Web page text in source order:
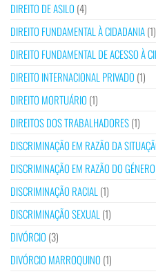
DIREITO DE ASILO (4)
DIREITO FUNDAMENTAL À CIDADANIA(1)
DIREITO FUNDAMENTAL DE ACESSO À
DIREITO INTERNACIONAL PRIVADO (1)
DIREITO MORTUÁRIO (1)
DIREITOS DOS TRABALHADORES(1)
DISCRIMINAÇÃO EM RAZÃO DA
DISCRIMINAÇÃO EM RAZÃO DO GÉNERO
DISCRIMINAÇÃO RACIAL (1)
DISCRIMINAÇÃO SEXUAL (1)
DIVÓRCIO (3)
DIVÓRCIO MARROQUINO (1)